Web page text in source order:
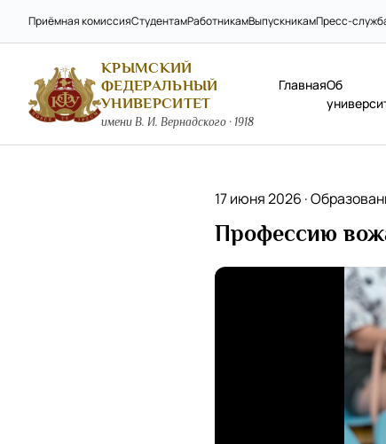
Приёмная комиссияСтудентамРаботникамВыпускникамПресс-
КРЫМСКИЙ
ФЕДЕРАЛЬНЫЙ
УНИВЕРСИТЕТ
имени В. И. Вернадского · 1918
ГлавнаяОб
17 июня 2026 ·
Профессию